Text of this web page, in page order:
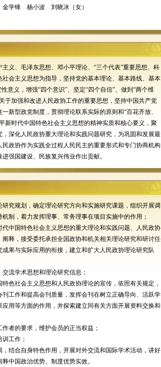
金学锋 杨小波
刘晓冰（女）
义、毛泽东思想、邓小平理论、“三个代表”重要思想、科
会主义思想为指导，坚持党的基本理论、基本路线、基本
意义，增强“四个意识”、坚定“四个自信”、做到“两个维
于加强和改进人民政协工作的重要思想，坚持中国共产党
新型政党制度，贯彻理论联系实际的原则和“百花齐放、
新时代中国特色社会主义思想的精神实质和核心要义，聚
深化人民政协重大理论和实践问题研究，为巩固和发展最
政协作为实践全过程人民民主的重要形式和专门协商机构
强国建设、民族复兴伟业作出贡献。
研究规划，确定理论研究方向和实施研究课题，组织开展调
制，着力发挥理事、常务理事在项目实施中的作用；
代中国特色社会主义思想的重大理论和实践问题、人民政协
释，接受委托承担全国政协和机关相关理论研究和研讨任
果与实际应用的衔接，建立和扩大人民政协理论研究队
交流学术思想和理论研究信息；
特色社会主义思想和人民政协理论的宣传，依照有关规定，
工作和提高会刊质量，发挥会刊在树立正确导向、活跃学
用等方面的作用，并探索建立同有关方面开展资料交换和
作者的要求，维护会员的正当权益；
工作；
，结合自身特色作用，开展对外交流和国际学术活动，讲好
中国政治优势、制度优势实效。